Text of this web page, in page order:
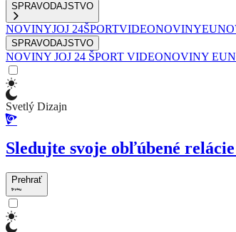
SPRAVODAJSTVO
NOVINYJOJ 24ŠPORTVIDEONOVINY
SPRAVODAJSTVO
NOVINY JOJ 24 ŠPORT VIDEONOVINY
Svetlý Dizajn
Sledujte svoje obľúbené
Prehrať